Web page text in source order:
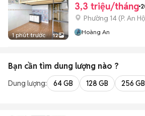
1 phút trước 12
3,3 triệu/tháng
Phường 14 (P. An
Hoàng An
Bạn cần tìm dung lượng nào ?
Dung lượng: 64 GB 128 GB 256 GB